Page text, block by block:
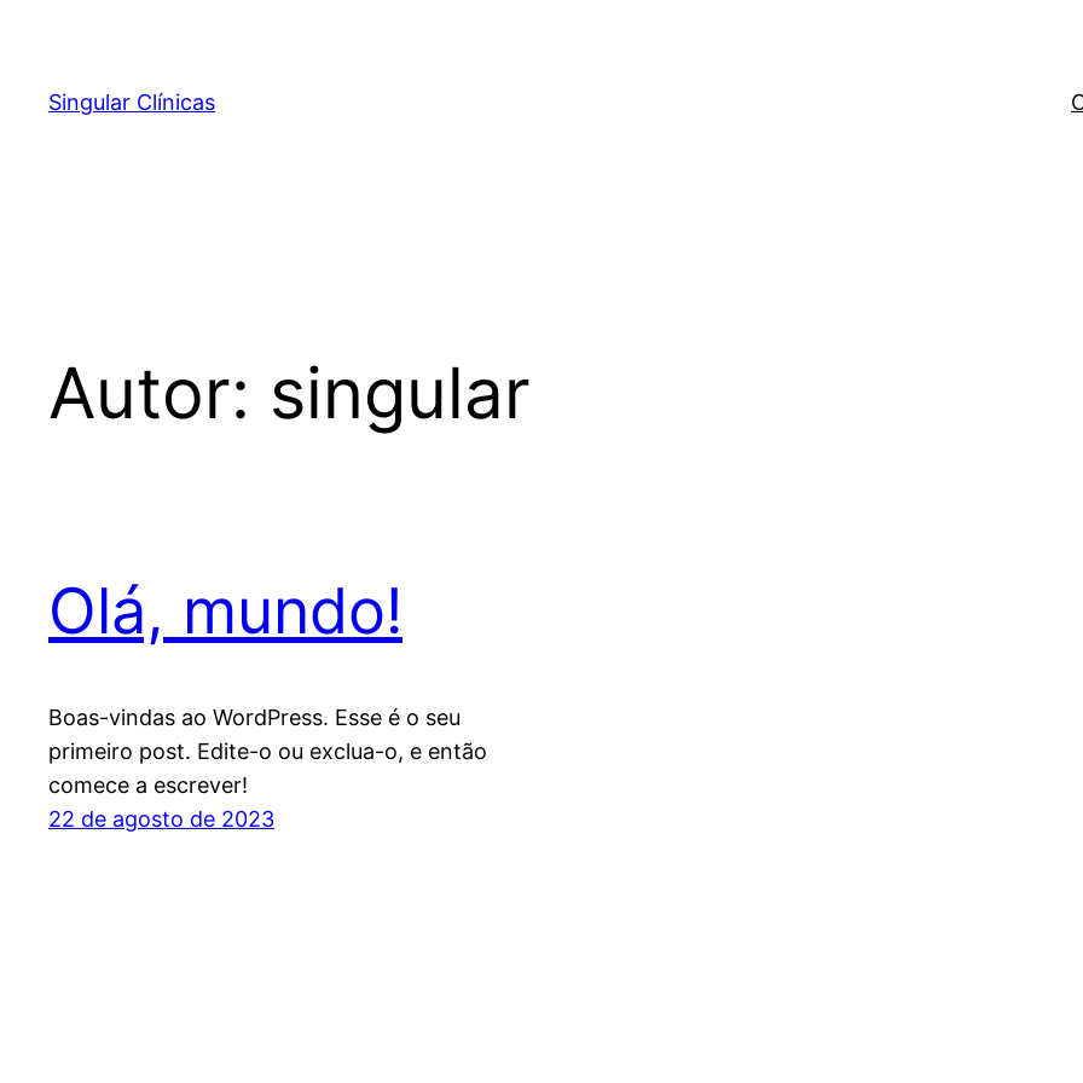
Singular Clínicas
Autor: singular
Olá, mundo!
Boas-vindas ao WordPress. Esse é o seu
primeiro post. Edite-o ou exclua-o, e então
comece a escrever!
22 de agosto de 2023